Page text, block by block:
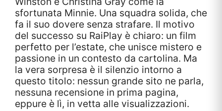
sfortunata Minnie. Una squadra solida, che
fa il suo dovere senza strafare. Il motivo
del successo su RaiPlay è chiaro: un film
perfetto per l’estate, che unisce mistero e
passione in un contesto da cartolina. Ma
la vera sorpresa è il silenzio intorno a
questo titolo: nessun grande sito ne parla,
nessuna recensione in prima pagina,
eppure è lì, in vetta alle visualizzazioni.